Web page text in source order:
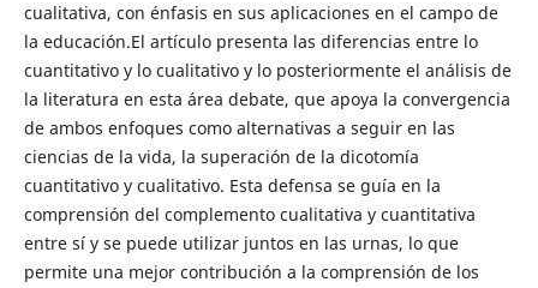
cualitativa, con énfasis en sus aplicaciones en el campo de
la educación.El artículo presenta las diferencias entre lo
cuantitativo y lo cualitativo y lo posteriormente el análisis de
la literatura en esta área debate, que apoya la convergencia
de ambos enfoques como alternativas a seguir en las
ciencias de la vida, la superación de la dicotomía
cuantitativo y cualitativo. Esta defensa se guía en la
comprensión del complemento cualitativa y cuantitativa
entre sí y se puede utilizar juntos en las urnas, lo que
permite una mejor contribución a la comprensión de los